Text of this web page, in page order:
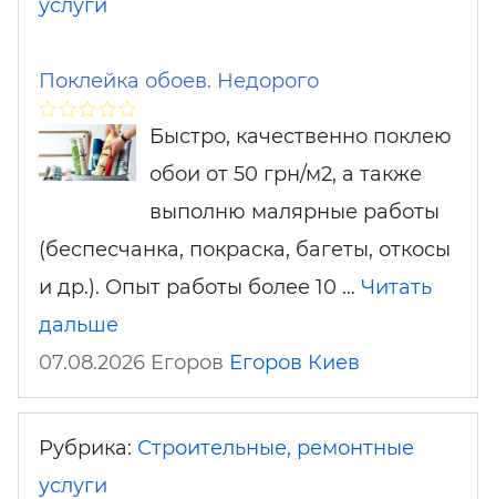
услуги
Поклейка обоев. Недорого
Быстро, качественно поклею
обои от 50 грн/м2, а также
выполню малярные работы
(беспесчанка, покраска, багеты, откосы
и др.). Опыт работы более 10 … Читать
дальше
07.08.2026 Егоров Егоров Киев
Рубрика: Строительные, ремонтные
услуги